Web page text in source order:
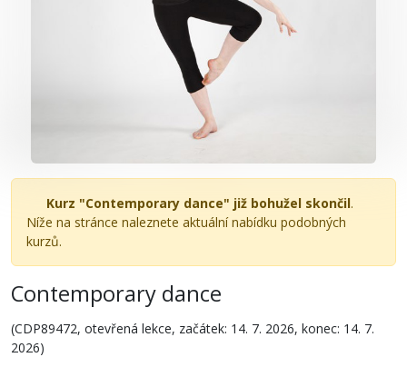
Kurz "Contemporary dance" již bohužel skončil.
Níže na stránce naleznete aktuální nabídku podobných
kurzů.
Contemporary dance
(CDP89472, otevřená lekce, začátek: 14. 7. 2026, konec: 14. 7.
2026)